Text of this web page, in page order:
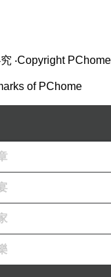
，最重要的原
挑選搭配，任
覺，把一顆顆
精彩繽紛的首
廉的價格是我
，隨心組裝出
寫，用金屬的
格手鍊， 隨您
出屬於自己的
‧Copyright PChome
of PChome